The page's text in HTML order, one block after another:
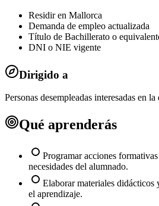
Residir en Mallorca
Demanda de empleo actualizada
Título de Bachillerato o
DNI o NIE vigente
Dirigido a
Personas desempleadas interesadas en
Qué aprenderás
Programar acciones formativas
necesidades del alumnado.
Elaborar materiales didácticos
el aprendizaje.